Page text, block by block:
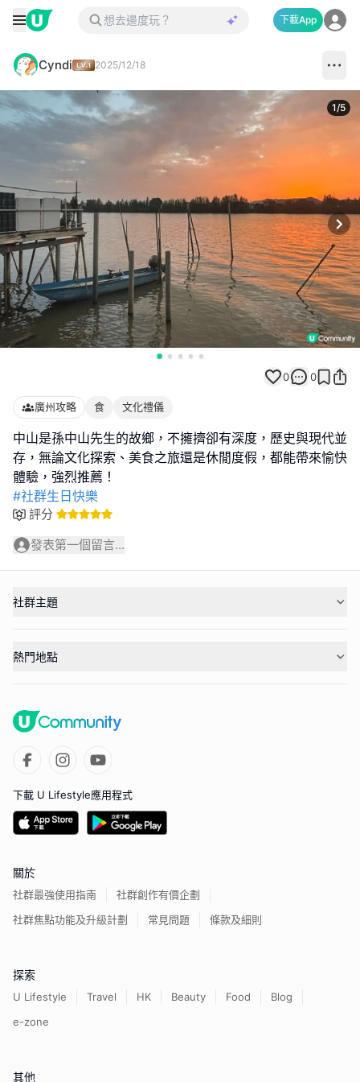
下載App
Cyndi 2025/12/18
1/5
0 0
廣州攻略 食 文化禮儀
中山是孫中山先生的故鄉，不擁擠卻有深度，歷史與現代並
存，無論文化探索、美食之旅還是休閒度假，都能帶來愉快
#社群生日快樂
評分
發表第一個留言...
社群主題
熱門地點
下載 U Lifestyle應用程式
關於
社群最強使用指南
社群創作有價企劃
社群焦點功能及升級計劃
常見問題 條款及細則
探索
U Lifestyle Travel HK Beauty Food
Blog
e-zone
其他